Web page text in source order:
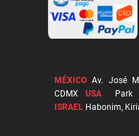
MÉXICO Av. José
CDMX USA
Park
ISRAEL Habonim,